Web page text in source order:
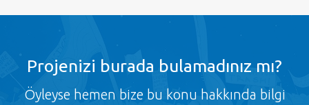
Projenizi burada bulamadınız mı?
Öyleyse hemen bize bu konu hakkında bilgi